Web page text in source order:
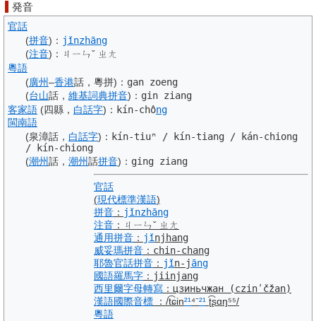
発音
官話
(拼音) ： jǐnzhāng
(注音) ： ㄐㄧㄣˇ ㄓㄤ
粵語
(廣州–香港話，粵拼) ： gan zoeng
(台山話， 維基詞典拼音) ： gin ziang
客家語 (四縣， 白話字) ： kín-chông
閩南語
(泉漳話， 白話字) ： kín-tiuⁿ / kín-tiang /
kán-chiong
/
kín-chiong
(潮州話， 潮州話拼音) ： ging ziang
官話
(現代標準漢語)
拼音 ： jǐnzhāng
注音 ： ㄐㄧㄣˇ ㄓㄤ
通用拼音 ： jǐnjhang
威妥瑪拼音 ： chin-chang
耶魯官話拼音 ： jǐn-jāng
國語羅馬字 ： jiinjang
西里爾字母轉寫 ： цзиньчжан
(czinʹčžan)
漢語國際音標 ： /t͡ɕin²¹⁴⁻²¹ʈ͡ʂɑŋ⁵⁵/
粵語